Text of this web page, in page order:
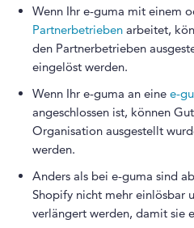
Wenn Ihr e-guma mit einem
Partnerbetrieben arbeitet,
den Partnerbetrieben
eingelöst werden.
Wenn Ihr e-guma an eine e-
angeschlossen ist, können
Organisation ausgestellt
werden.
Anders als bei e-guma sind
Shopify nicht mehr einlösbar
verlängert werden, damit sie